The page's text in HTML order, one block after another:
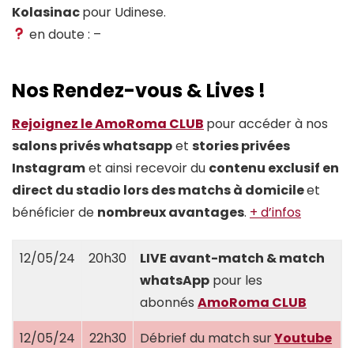
Kolasinacpour Udinese.
en doute : –
Nos Rendez-vous & Lives !
Rejoignez le AmoRoma CLUB pour accéder à nos
salons privés whatsappet stories privées
Instagramet ainsi recevoir du contenu exclusif en
direct du stadio lors des matchs à domicileet
bénéficier de nombreux avantages. + d’infos
12/05/24 20h30
LIVE avant-match & match
whatsApp pour les
abonnés AmoRoma CLUB
12/05/24
22h30 Débrief du match surYoutube